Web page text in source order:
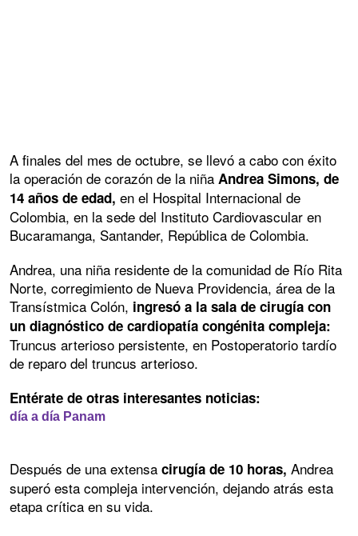
A finales del mes de octubre, se llevó a cabo con éxito
la operación de corazón de la niña Andrea Simons, de
14 años de edad, en el Hospital Internacional de
Colombia, en la sede del Instituto Cardiovascular en
Bucaramanga, Santander, República de Colombia.
Andrea, una niña residente de la comunidad de Río Rita
Norte, corregimiento de Nueva Providencia, área de la
Transístmica Colón, ingresó a la sala de cirugía con
un diagnóstico de cardiopatía congénita compleja:
Truncus arterioso persistente, en Postoperatorio tardío
de reparo del truncus arterioso.
Entérate de otras interesantes noticias:
día a día Panam
Después de una extensa cirugía de 10 horas, Andrea
superó esta compleja intervención, dejando atrás esta
etapa crítica en su vida.